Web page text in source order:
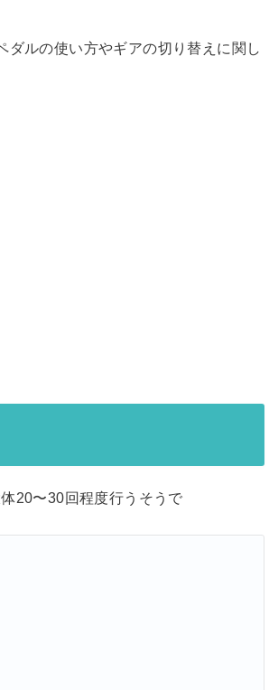
ダルの使い方やギアの切り替えに関し
20〜30回程度行うそうで